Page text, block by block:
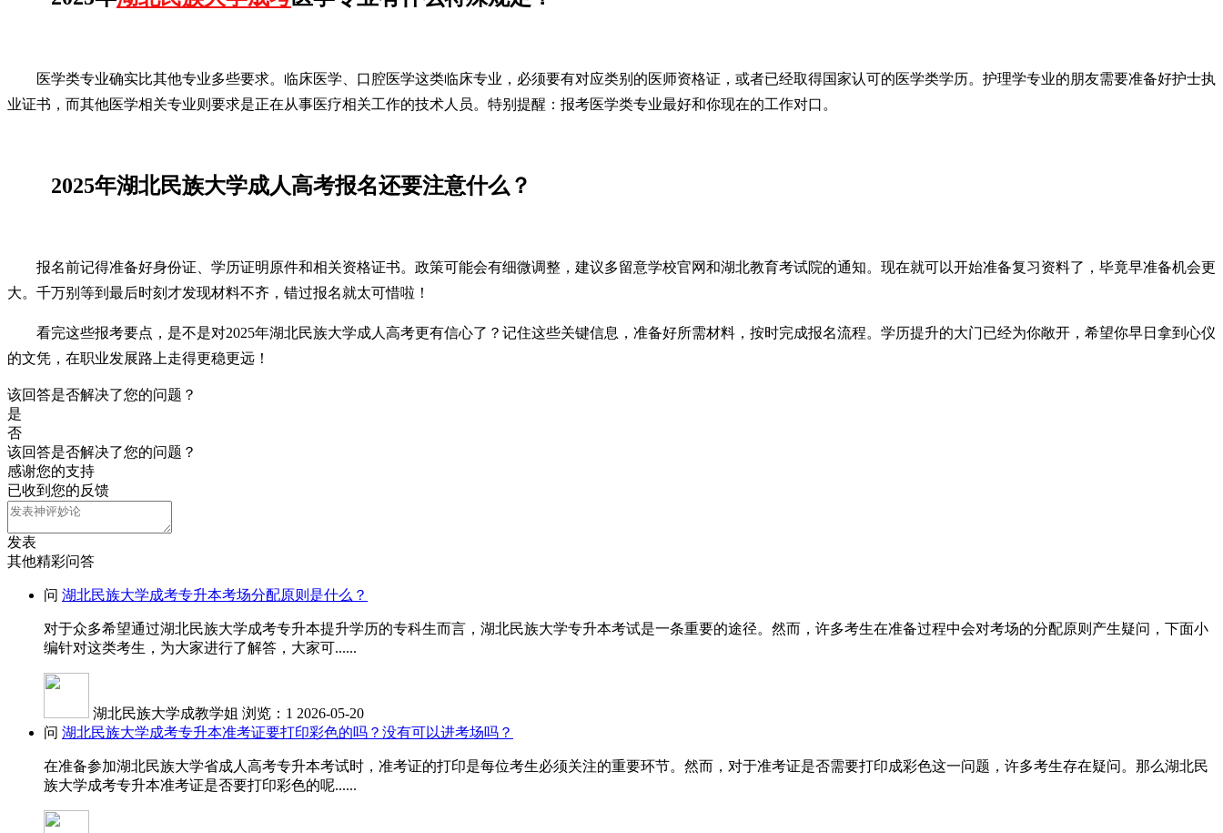
医学类专业确实比其他专业多些要求。临床医学、口腔医学这类临床专业，必须要有对应类别的医师资格证，或者已经取得国家认可的医学类学历。护理学专业的朋友需要准备好护士执
业证书，而其他医学相关专业则要求是正在从事医疗相关工作的技术人员。特别提醒：报考医学类专业最好和你现在的工作对口。
2025年湖北民族大学成人高考报名还要注意什么？
报名前记得准备好身份证、学历证明原件和相关资格证书。政策可能会有细微调整，建议多留意学校官网和湖北教育考试院的通知。现在就可以开始准备复习资料了，毕竟早准备机会更
大。千万别等到最后时刻才发现材料不齐，错过报名就太可惜啦！
看完这些报考要点，是不是对2025年湖北民族大学成人高考更有信心了？记住这些关键信息，准备好所需材料，按时完成报名流程。学历提升的大门已经为你敞开，希望你早日拿到心仪
的文凭，在职业发展路上走得更稳更远！
该回答是否解决了您的问题？
是
否
该回答是否解决了您的问题？
感谢您的支持
已收到您的反馈
发表
其他精彩问答
问 湖北民族大学成考专升本考场分配原则是什么？
对于众多希望通过湖北民族大学成考专升本提升学历的专科生而言，湖北民族大学专升本考试是一条重要的途径。然而，许多考生在准备过程中会对考场的分配原则产生疑问，下面小
编针对这类考生，为大家进行了解答，大家可......
湖北民族大学成教学姐 浏览：1 2026-05-20
问 湖北民族大学成考专升本准考证要打印彩色的吗？没有可以进考场吗？
在准备参加湖北民族大学省成人高考专升本考试时，准考证的打印是每位考生必须关注的重要环节。然而，对于准考证是否需要打印成彩色这一问题，许多考生存在疑问。那么湖北民
族大学成考专升本准考证是否要打印彩色的呢......